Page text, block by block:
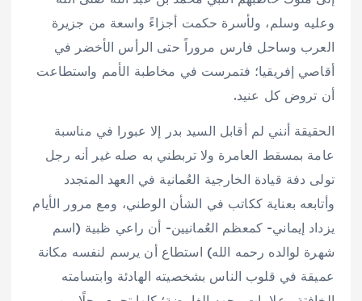
وعليه وسلم، ولأسرة حكمت أجزاءً واسعة من جزيرة
العرب وساحل فارس مروراً حتى الرأس الأخضر في
أقاصي إفريقيا؛ فتمرست في مخاطبة الأمم واستطاعت
أن تروض كل عنيد.
الحقيقة أنني لم أقابل السيد بدر إلا عبورا في مناسبة
عامة بمسقط العامرة ولا تربطني به صله غير أنه رجل
تولى دفة قيادة الخارجية العُمانية في العهد المتجدد
وأتابعه بعناية ككاتب في الشأن الوطني، ومع مرور الأيام
يزداد إيماني- كمعظم العُمانيين- أن راعي ظبية (اسم
شهرة لوالده رحمه الله) استطاع أن يرسم لنفسه مكانة
عميقة في قلوب الناس بشخصيته الهادئة وابتسامته